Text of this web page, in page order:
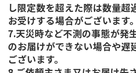
し限定数を超えた際は数量超
お受けする場合がございます。
7.天災時など不測の事態が発
のお届けができない場合や遅
ございます。